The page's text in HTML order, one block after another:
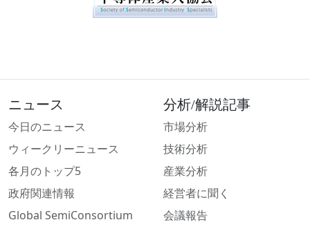
ニュース
今日のニュース
ウィークリーニュース
各月のトップ5
政府関連情報
Global SemiConsortium
分析/解説記事
市場分析
技術分析
産業分析
経営者に聞く
会議報告